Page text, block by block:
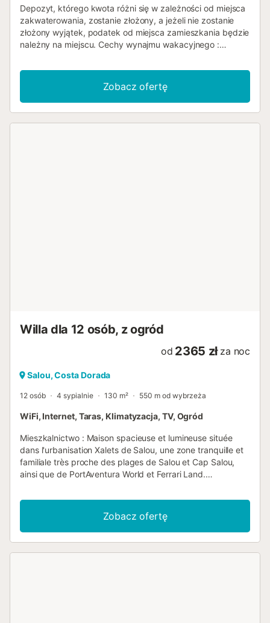
Depozyt, którego kwota różni się w zależności od miejsca
zakwaterowania, zostanie złożony, a jeżeli nie zostanie
złożony wyjątek, podatek od miejsca zamieszkania będzie
należny na miejscu. Cechy wynajmu wakacyjnego :
Balkon Ogrzewanie Klimatyzator Zamrażarka Pralka
Mikrofalowy Wspólny basen Telewizja Taras Zwierzęta
dozwolone Grill Piekarnik Zmywarka dostęp do Internetu
Parking Bezprzewodowy Lodówka Ekspres do kawy
Zobacz ofertę
Willa dla 12 osób, z ogród
od 2365 zł za noc
Salou, Costa Dorada
12 osób 4 sypialnie 130 m² 550 m od wybrzeża
WiFi, Internet, Taras, Klimatyzacja, TV, Ogród
Mieszkalnictwo : Maison spacieuse et lumineuse située
dans l'urbanisation Xalets de Salou, une zone tranquille et
familiale très proche des plages de Salou et Cap Salou,
ainsi que de PortAventura World et Ferrari Land.
d'espace, d'intimité et de confort pendant leurs vacances
sur la Côte d'Or. Ses espaces extérieurs invitent à profiter
du beau climat méditerranéen, avec une fantastique
piscine privée, une grande terrasse meublée et un
Zobacz ofertę